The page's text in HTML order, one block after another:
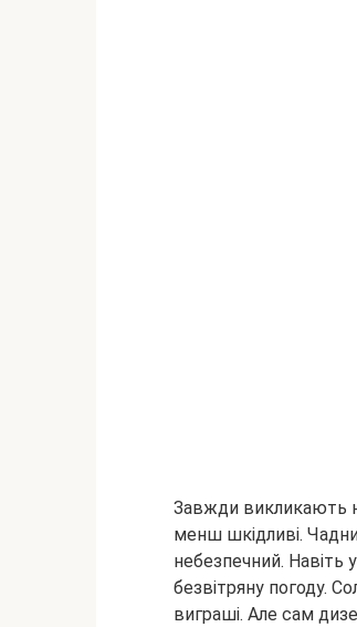
Завжди викликають
менш шкідливі.
небезпечний.
безвітряну погоду.
виграші. Але сам